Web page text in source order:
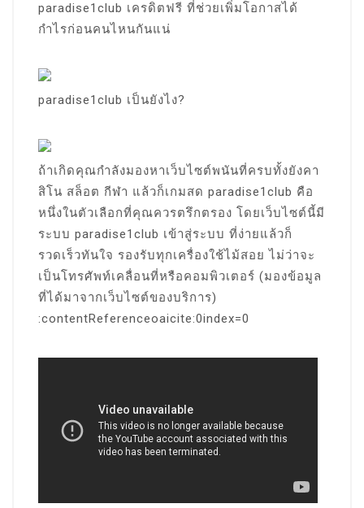
paradise1club เครดิตฟรี ที่ช่วยเพิ่มโอกาสได้
กำไรก่อนคนไหนกันแน่
paradise1club เป็นยังไง?
ถ้าเกิดคุณกำลังมองหาเว็บไซต์พนันที่ครบทั้งยังคา
สิโน สล็อต กีฬา แล้วก็เกมสด paradise1club คือ
หนึ่งในตัวเลือกที่คุณควรตรึกตรอง โดยเว็บไซต์นี้มี
ระบบ paradise1club เข้าสู่ระบบ ที่ง่ายแล้วก็
รวดเร็วทันใจ รองรับทุกเครื่องใช้ไม้สอย ไม่ว่าจะ
เป็นโทรศัพท์เคลื่อนที่หรือคอมพิวเตอร์ (มองข้อมูล
ที่ได้มาจากเว็บไซต์ของบริการ)
:contentReferenceoaicite:0index=0